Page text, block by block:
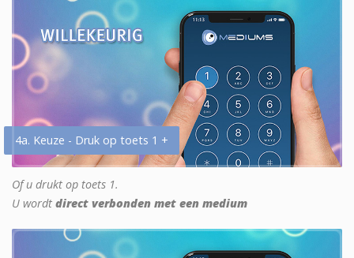
4a. Keuze - Druk op toets 1 +
Of u drukt op toets 1.
U wordt direct verbonden met een medium